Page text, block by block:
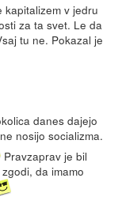
kapitalizem v jedru
za ta svet. Le da
tu ne. Pokazal je
danes dajejo
nosijo socializma.
Pravzaprav je bil
da imamo